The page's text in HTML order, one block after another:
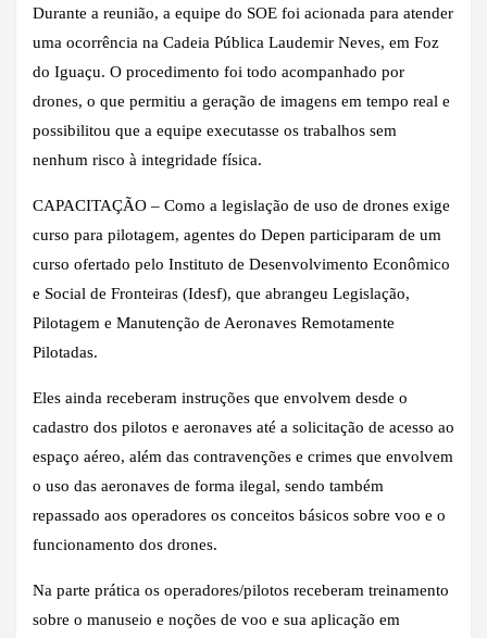
Durante a reunião, a equipe do SOE foi acionada para atender
uma ocorrência na Cadeia Pública Laudemir Neves, em Foz
do Iguaçu. O procedimento foi todo acompanhado por
drones, o que permitiu a geração de imagens em tempo real e
possibilitou que a equipe executasse os trabalhos sem
nenhum risco à integridade física.
CAPACITAÇÃO – Como a legislação de uso de drones exige
curso para pilotagem, agentes do Depen participaram de um
curso ofertado pelo Instituto de Desenvolvimento Econômico
e Social de Fronteiras (Idesf), que abrangeu Legislação,
Pilotagem e Manutenção de Aeronaves Remotamente
Pilotadas.
Eles ainda receberam instruções que envolvem desde o
cadastro dos pilotos e aeronaves até a solicitação de acesso ao
espaço aéreo, além das contravenções e crimes que envolvem
o uso das aeronaves de forma ilegal, sendo também
repassado aos operadores os conceitos básicos sobre voo e o
funcionamento dos drones.
Na parte prática os operadores/pilotos receberam treinamento
sobre o manuseio e noções de voo e sua aplicação em